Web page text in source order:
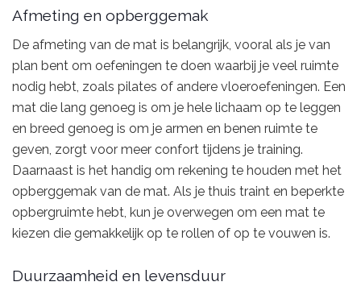
Afmeting en opberggemak
De afmeting van de mat is belangrijk, vooral als je van
plan bent om oefeningen te doen waarbij je veel ruimte
nodig hebt, zoals pilates of andere vloeroefeningen. Een
mat die lang genoeg is om je hele lichaam op te leggen
en breed genoeg is om je armen en benen ruimte te
geven, zorgt voor meer confort tijdens je training.
Daarnaast is het handig om rekening te houden met het
opberggemak van de mat. Als je thuis traint en beperkte
opbergruimte hebt, kun je overwegen om een mat te
kiezen die gemakkelijk op te rollen of op te vouwen is.
Duurzaamheid en levensduur